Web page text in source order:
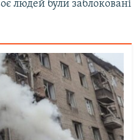
людей були заблоковані